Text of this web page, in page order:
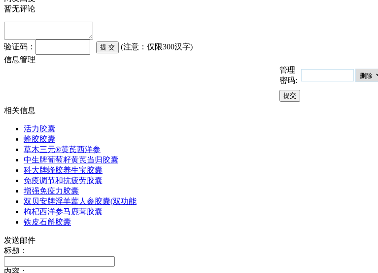
暂无评论
验证码：
(注意：仅限300汉字)
信息管理
管理
密码:
相关信息
活力胶囊
蜂胶胶囊
草木三元®黄芪西洋参
中生牌葡萄籽黄芪当归胶囊
科大牌蜂胶养生宝胶囊
免疫调节和抗疲劳胶囊
增强免疫力胶囊
双贝安牌淫羊藿人参胶囊(双功能
枸杞西洋参马鹿茸胶囊
铁皮石斛胶囊
发送邮件
标题：
内容：